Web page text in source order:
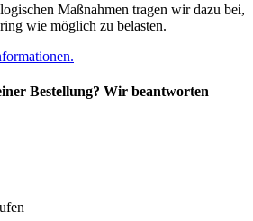
Maßnahmen tragen wir dazu bei,
wie möglich zu belasten.
Bestellung? Wir beantworten